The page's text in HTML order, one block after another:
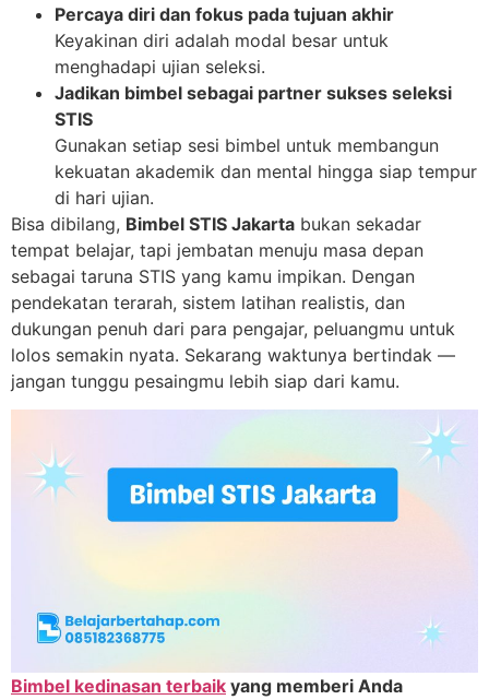
Percaya diri dan fokus pada tujuan akhir
Keyakinan diri adalah modal besar untuk
menghadapi ujian seleksi.
Jadikan bimbel sebagai partner sukses seleksi
STIS
Gunakan setiap sesi bimbel untuk membangun
kekuatan akademik dan mental hingga siap tempur
di hari ujian.
Bisa dibilang, Bimbel STIS Jakarta bukan sekadar
tempat belajar, tapi jembatan menuju masa depan
sebagai taruna STIS yang kamu impikan. Dengan
pendekatan terarah, sistem latihan realistis, dan
dukungan penuh dari para pengajar, peluangmu untuk
lolos semakin nyata. Sekarang waktunya bertindak —
jangan tunggu pesaingmu lebih siap dari kamu.
Bimbel kedinasan terbaik yang memberi Anda